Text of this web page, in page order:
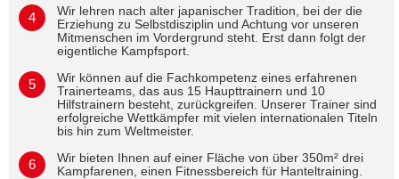
Wir lehren nach alter japanischer Tradition, bei der die
Erziehung zu Selbstdisziplin und Achtung vor unseren
Mitmenschen im Vordergrund steht. Erst dann folgt der
eigentliche Kampfsport.
Wir können auf die Fachkompetenz eines erfahrenen
Trainerteams, das aus 15 Haupttrainern und 10
Hilfstrainern besteht, zurückgreifen. Unserer Trainer sind
erfolgreiche Wettkämpfer mit vielen internationalen Titeln
bis hin zum Weltmeister.
Wir bieten Ihnen auf einer Fläche von über 350m² drei
Kampfarenen, einen Fitnessbereich für Hanteltraining.